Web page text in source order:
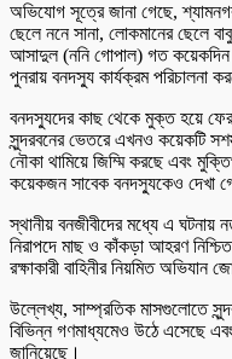
অভিযোগ সূত্রে জানা গেছে,
ছেলে ননে সানা, লোকমানের ছেলে
আসাদুল (ননি গোপাল) গত কয়েকদিন
পুনরায় বনদস্যু কার্যক্রম পরিচালনা
বনদস্যুদের কাছ থেকে মুক্ত হয়ে
সুন্দরবনের ভেতরে এখনও কয়েকটি
নৌকা থামিয়ে জিম্মি করছে এবং
কয়েকজন সাবেক বনদস্যুকেও দেখা
স্থানীয় বনজীবীদের মধ্যে এ
নিরাপদে মাছ ও কাঁকড়া আহরণ
রক্ষাকারী বাহিনীর নিয়মিত অভিযান
উল্লেখ্য, সাম্প্রতিক মাসগুলোতে
বিভিন্ন গণমাধ্যমেও উঠে এসেছে
জানিয়েছে।